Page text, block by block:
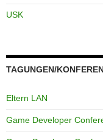
USK
TAGUNGEN/
Eltern LAN
Game Developer